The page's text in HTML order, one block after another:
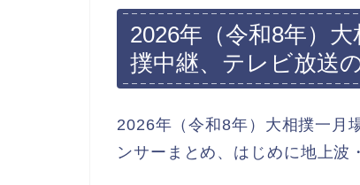
2026年（令和8年）
撲中継、テレビ放送
2026年（令和8年）大相撲一月
ンサーまとめ、はじめに地上波